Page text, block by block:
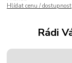
Hlídat cenu / dostupnost
Rádi